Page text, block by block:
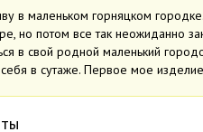
в маленьком горняцком
но потом все так неожиданно
в свой родной маленький
в сутаже. Первое мое